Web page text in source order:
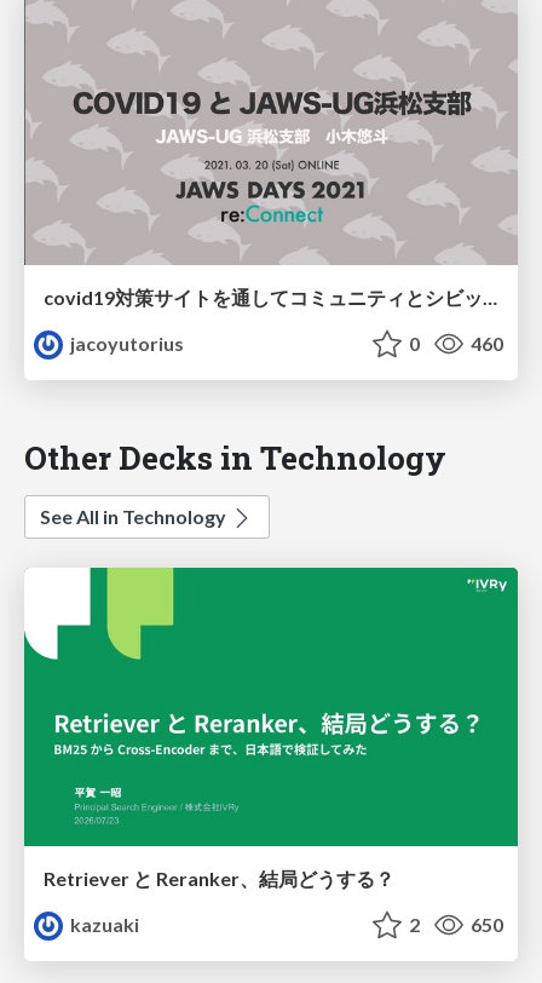
covid19対策サイトを通してコミュニティとシビックテックのあり方について思うこと
jacoyutorius
0 460
Other Decks in Technology
See All in Technology
Retriever と Reranker、結局どうする？
kazuaki
2 650